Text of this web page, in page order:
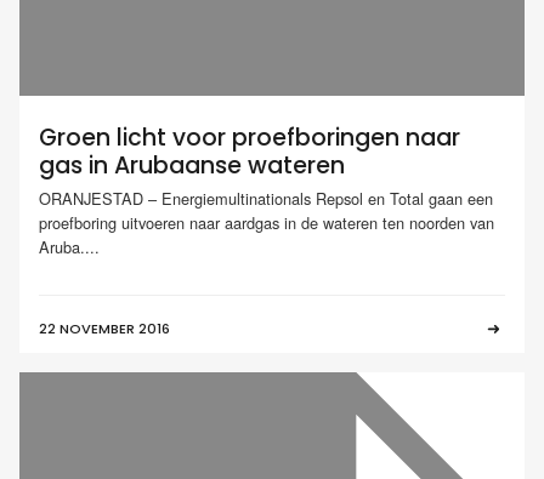
Groen licht voor proefboringen naar
gas in Arubaanse wateren
ORANJESTAD – Energiemultinationals Repsol en Total gaan een
proefboring uitvoeren naar aardgas in de wateren ten noorden van
Aruba....
22 NOVEMBER 2016